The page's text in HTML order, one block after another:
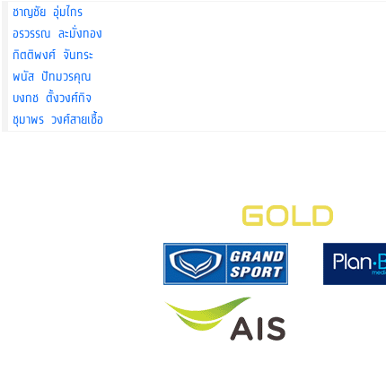
ชาญชัย อุ่มไกร
อรวรรณ ละมั่งทอง
กิตติพงศ์ จันทระ
พนัส ปัทมวรคุณ
บงกช ตั้งวงศ์กิจ
ชุมาพร วงศ์สายเชื้อ